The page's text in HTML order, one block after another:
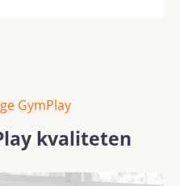
GymPlay
kvaliteten